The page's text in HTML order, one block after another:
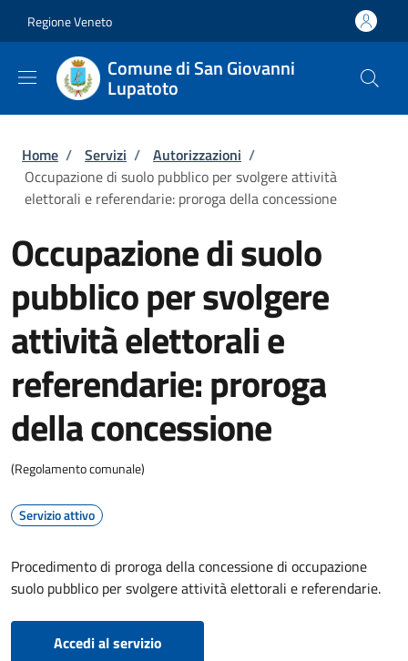
Regione Veneto
Comune di San Giovanni
Lupatoto
Briciole di pane
Home / Servizi / Autorizzazioni /
Occupazione di suolo pubblico per svolgere attività
elettorali e referendarie: proroga della concessione
Occupazione di suolo
pubblico per svolgere
attività elettorali e
referendarie: proroga
della concessione
(Regolamento comunale)
Servizio attivo
Procedimento di proroga della concessione di occupazione
suolo pubblico per svolgere attività elettorali e referendarie.
Accedi al servizio